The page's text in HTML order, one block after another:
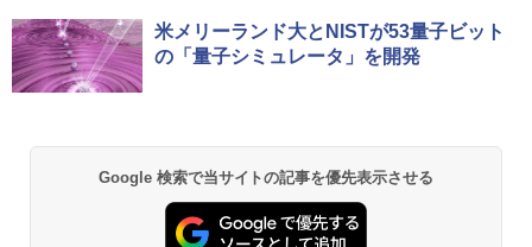
確認済み 30日保証 送料無料
ワイド 液晶ディスプレイ FullHD/HDMI
ケーブル標準添付【中古/送料無料】※沖
縄、離島を除く
￥1,815
Anker Soundcore P40i オフホワイト
￥5,990
Anker Soundcore P31i ブラック
￥4,990
BRUCE WAYNE feat. Flo Milli, ATL Jacob
[Explicit]
BRUCE WAYNE feat. Flo Milli, ATL Jacob
￥250
【Amazon.co.jp限定】 い・ろ・は・す 2L P
ET ラベルレス ×8本
by Amazon 天然水 ラベルレス 500ml ×24本
ウォーター ペットボトル 静岡県産 500ミリリ
ットル (Smart Basic)
薬屋のひとりごと 17巻 (デジタル版ビッグガ
ンガンコミックス)
異世界居酒屋「のぶ」(22) (角川コミックス・
￥832
米メリーランド大とNISTが53量子ビット
の「量子シミュレータ」を開発
Google 検索で当サイトの記事を優先表示させる